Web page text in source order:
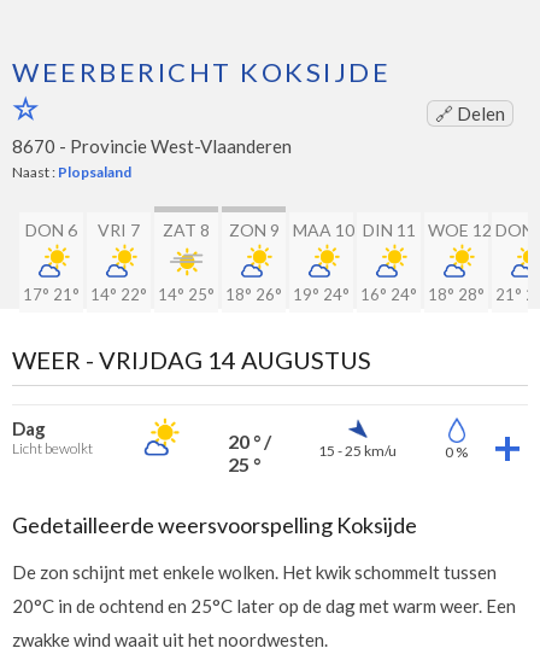
WEERBERICHT KOKSIJDE
🔗 Delen
8670 - Provincie West-Vlaanderen
Naast : Plopsaland
DON 6
17° 21°
VRI 7
14° 22°
ZAT 8
14° 25°
ZON 9
18° 26°
MAA 10
19° 24°
DIN 11
16° 24°
WOE 12
18° 28°
DON
21°
WEER - VRIJDAG 14 AUGUSTUS
Dag
Licht bewolkt
20 ° /
25 °
15 - 25 km/u 0 %
Gedetailleerde weersvoorspelling Koksijde
De zon schijnt met enkele wolken. Het kwik schommelt tussen
20°C in de ochtend en 25°C later op de dag met warm weer. Een
zwakke wind waait uit het noordwesten.